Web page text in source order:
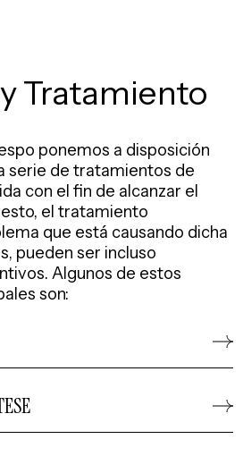
y Tratamiento
ponemos a disposición
serie de tratamientos de
con el fin de alcanzar el
el tratamiento
que está causando dicha
pueden ser incluso
Algunos de estos
son: